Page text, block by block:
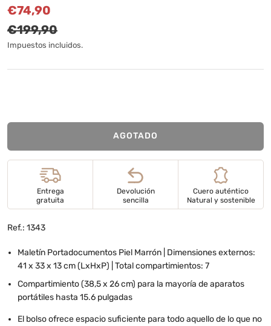
Precio de venta
€74,90
€199,90
Impuestos incluidos.
AGOTADO
Entrega
gratuita
Devolución
sencilla
Cuero auténtico
Natural y sostenible
Ref.: 1343
Maletín Portadocumentos Piel Marrón | Dimensiones externos:
41 x 33 x 13 cm (LxHxP) | Total compartimientos: 7
Compartimiento (38,5 x 26 cm) para la mayoría de aparatos
portátiles hasta 15.6 pulgadas
El bolso ofrece espacio suficiente para todo aquello de lo que no